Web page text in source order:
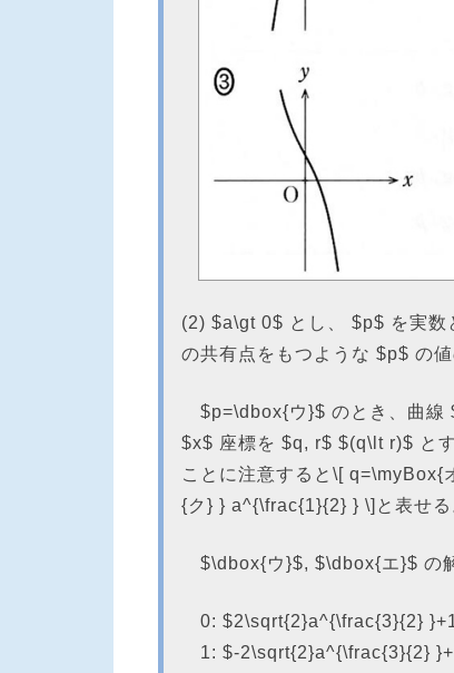
(2) $a\gt 0$ とし、 $p$ を実数
の共有点をもつような $p$ の
$p=\dbox{ウ}$ のとき、曲線
$x$ 座標を $q, r$ $(q\lt r)$ と
ことに注意すると\[
{ク} } a^{\frac{1}{2} } \]と表せる
$\dbox{ウ}$, $\dbox{エ}$ の
0: $2\sqrt{2}a^{\frac{3}{2}
1: $-2\sqrt{2}a^{\frac{3}{2}